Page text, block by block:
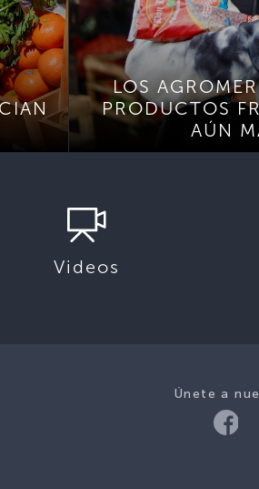
LOS
PRODUCTOS
AÚN
Videos
Únete a